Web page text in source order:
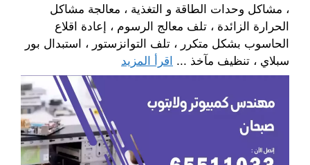
، مشاكل وحدات الطاقة و التغذية ، معالجة مشاكل
الحرارة الزائدة ، تلف معالج الرسوم ، إعادة اقلاع
الحاسوب بشكل متكرر ، تلف التوانزستور ، استبدال بور
سبلاي ، تنظيف مآخذ ... اقرأ المزيد